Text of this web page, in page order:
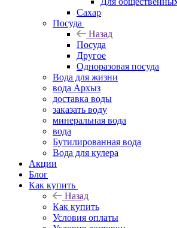
Сахар
Посуда
Назад
Посуда
Другое
Одноразовая посуда
Вода для жизни
вода Архыз
доставка воды
заказать воду
минеральная вода
вода
Бутилированная вода
Вода для кулера
Акции
Блог
Как купить
Назад
Как купить
Условия оплаты